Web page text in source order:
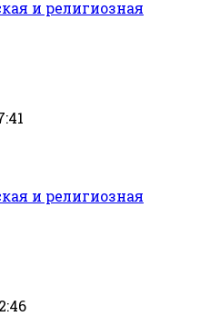
и религиозная
и религиозная